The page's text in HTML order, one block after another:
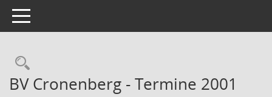
Toggle navigation
Rechercheauswahl
BV Cronenberg - Termine 2001